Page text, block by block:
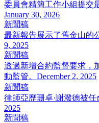
委員會精簡工作小組提交
January 30, 2026
新聞稿
最新報告展示了舊金山的
9, 2025
新聞稿
透過新增合約監督要求，
動監管。 December 2, 2025
新聞稿
律師亞歷珊卓·謝潑德被
2025
新聞稿